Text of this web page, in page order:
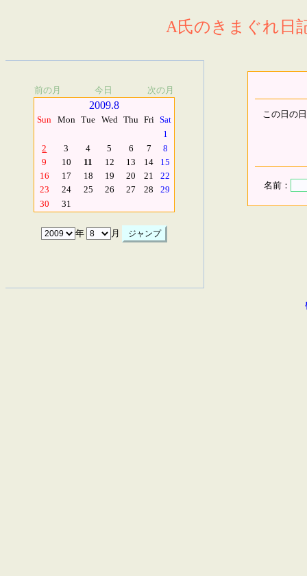
A氏のきまぐれ日
前の月 今日 次の月
2009.8
Sun Mon Tue Wed Thu Fri Sat
1
2
3 4 5 6 7
8
9
10 11 12 13 14
15
16
17 18 19 20 21
22
23
24 25 26 27 28
29
30
31
年 月
この日の
名前：